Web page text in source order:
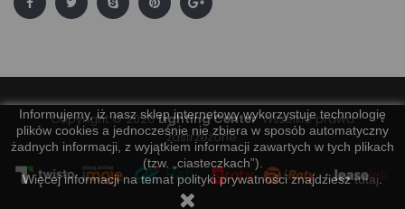
Informujemy, iż nasz sklep internetowy wykorzystuje technologię
plików cookies a jednocześnie nie zbiera w sposób automatyczny
żadnych informacji, z wyjątkiem informacji zawartych w tych plikach
(tzw. „ciasteczkach”).
Więcej informacji na temat polityki prywatności znajdziesztutaj
Copyright © 2020Lighting Center. Wszelkie prawa
zastrzeżone.